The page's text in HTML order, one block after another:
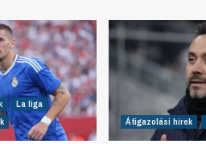
La liga
Átigazolási hírek